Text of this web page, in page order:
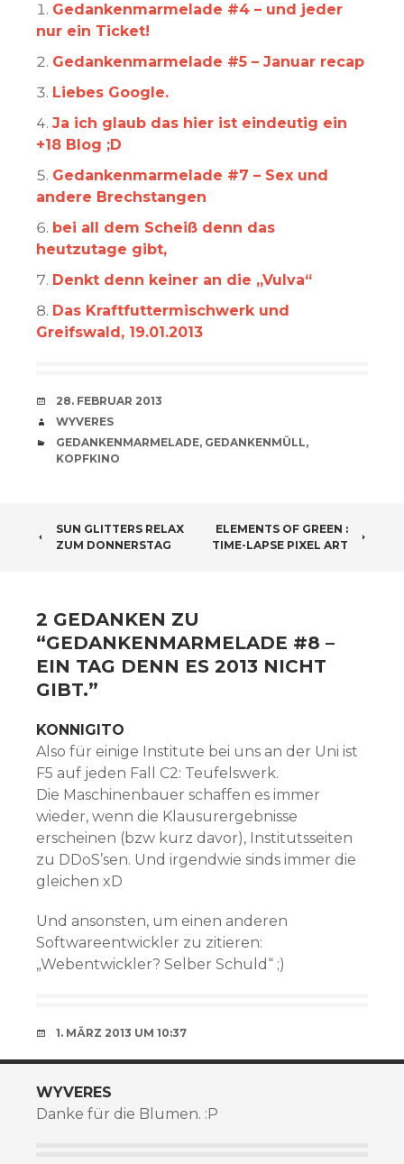
Gedankenmarmelade #4 – und jeder
nur ein Ticket!
Gedankenmarmelade #5 – Januar recap
Liebes Google.
Ja ich glaub das hier ist eindeutig ein
+18 Blog ;D
Gedankenmarmelade #7 – Sex und
andere Brechstangen
bei all dem Scheiß denn das
heutzutage gibt,
Denkt denn keiner an die „Vulva“
Das Kraftfuttermischwerk und
Greifswald, 19.01.2013
VERABREDUNG
28. FEBRUAR 2013
VERFASSER
WYVERES
CATEGORIES
GEDANKENMARMELADE, GEDANKENMÜLL,
KOPFKINO
BEITRAGSNAVIGATION
SUN GLITTERS RELAX
ZUM DONNERSTAG
ELEMENTS OF GREEN :
TIME-LAPSE PIXEL ART
2 GEDANKEN ZU
“GEDANKENMARMELADE #8 –
EIN TAG DENN ES 2013 NICHT
GIBT.”
KONNIGITO
Also für einige Institute bei uns an der Uni ist
F5 auf jeden Fall C2: Teufelswerk.
Die Maschinenbauer schaffen es immer
wieder, wenn die Klausurergebnisse
erscheinen (bzw kurz davor), Institutsseiten
zu DDoS’sen. Und irgendwie sinds immer die
gleichen xD
Und ansonsten, um einen anderen
Softwareentwickler zu zitieren:
„Webentwickler? Selber Schuld“ ;)
1. MÄRZ 2013 UM 10:37
WYVERES
Danke für die Blumen. :P